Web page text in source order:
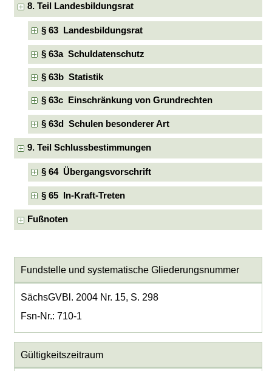
8. Teil Landesbildungsrat
§ 63 Landesbildungsrat
§ 63a Schuldatenschutz
§ 63b Statistik
§ 63c Einschränkung von Grundrechten
§ 63d Schulen besonderer Art
9. Teil Schlussbestimmungen
§ 64 Übergangsvorschrift
§ 65 In-Kraft-Treten
Fußnoten
Fundstelle und systematische Gliederungsnummer
SächsGVBl. 2004 Nr. 15, S. 298
Fsn-Nr.: 710-1
Gültigkeitszeitraum